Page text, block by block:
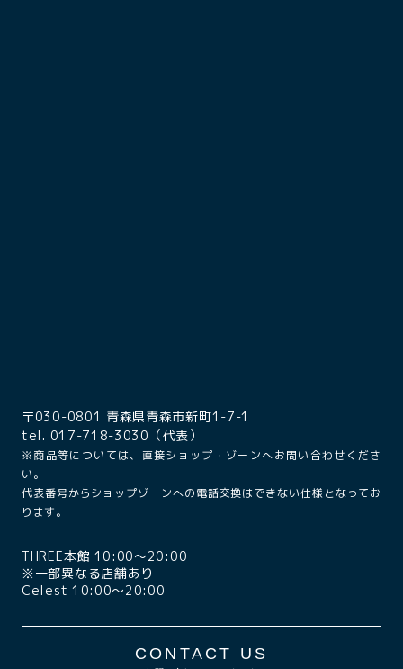
〒030-0801 青森県青森市新町1-7-1
tel. 017-718-3030（代表）
※商品等については、直接ショップ・ゾーンへお問い合わせくださ
い。
代表番号からショップゾーンへの電話交換はできない仕様となってお
ります。
THREE本館 10:00〜20:00
※一部異なる店舗あり
Celest 10:00〜20:00
CONTACT US